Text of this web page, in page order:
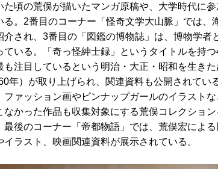
た頃の荒俣が描いたマンガ原稿や、大学時代に
る。2番目のコーナー「怪奇文学大山脈」では、
介され、3番目の「図鑑の博物誌」は、博物学者
ている。「奇っ怪紳士録」というタイトルを持
も注目しているという明治・大正・昭和を生き
年）が取り上げられ、関連資料も公開されてい
ファッション画やピンナップガールのイラスト
なかった作品も収集対象にする荒俣コレクショ
最後のコーナー「帝都物語」では、荒俣宏によ
イラスト、映画関連資料が展示されている。